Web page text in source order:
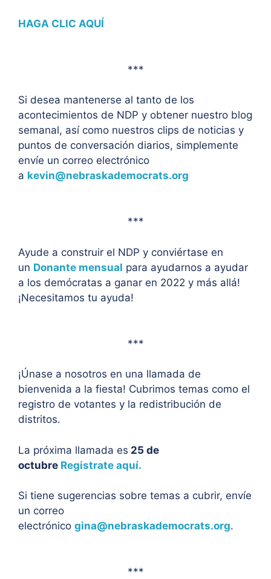
HAGA CLIC AQUÍ
***
Si desea mantenerse al tanto de los
acontecimientos de NDP y obtener nuestro blog
semanal, así como nuestros clips de noticias y
puntos de conversación diarios, simplemente
envíe un correo electrónico
a kevin@nebraskademocrats.org
***
Ayude a construir el NDP y conviértase en
un Donante mensual para ayudarnos a ayudar
a los demócratas a ganar en 2022 y más allá!
¡Necesitamos tu ayuda!
***
¡Únase a nosotros en una llamada de
bienvenida a la fiesta! Cubrimos temas como el
registro de votantes y la redistribución de
distritos.
La próxima llamada es 25 de
octubre Registrate aquí.
Si tiene sugerencias sobre temas a cubrir, envíe
un correo
electrónico gina@nebraskademocrats.org.
***